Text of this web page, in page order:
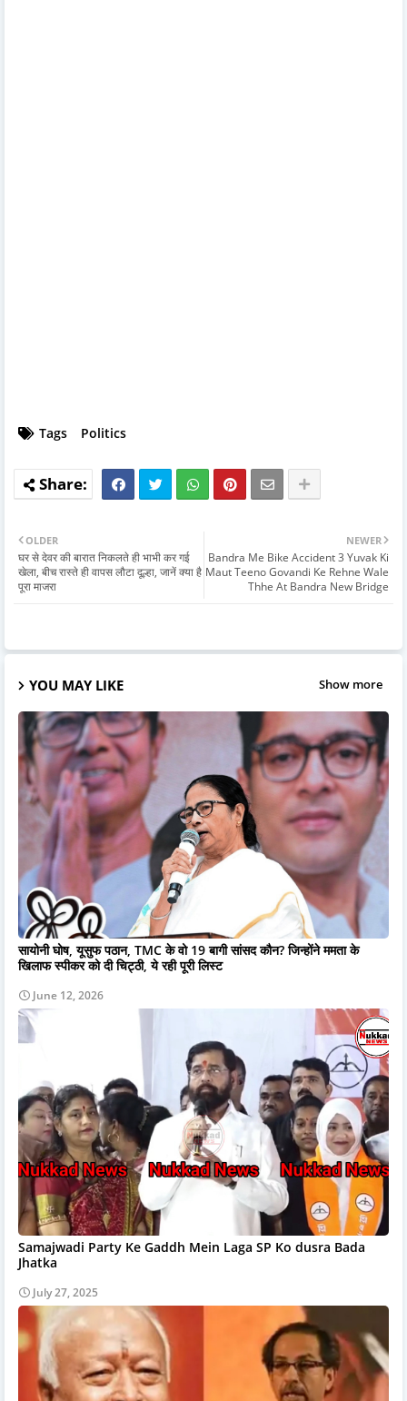
Tags Politics
NEWER
Bandra Me Bike Accident 3 Yuvak Ki
Maut Teeno Govandi Ke Rehne Wale
Thhe At Bandra New Bridge
OLDER
घर से देवर की बारात निकलते ही भाभी कर गई
खेला, बीच रास्ते ही वापस लौटा दूल्हा, जानें क्या है
पूरा माजरा
YOU MAY LIKE Show more
सायोनी घोष, यूसुफ पठान, TMC के वो 19 बागी सांसद कौन? जिन्होंने ममता के
खिलाफ स्पीकर को दी चिट्ठी, ये रही पूरी लिस्ट
June 12, 2026
Samajwadi Party Ke Gaddh Mein Laga SP Ko dusra Bada
Jhatka
July 27, 2025